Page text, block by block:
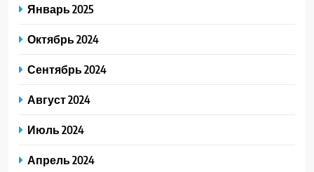
Январь 2025
Октябрь 2024
Сентябрь 2024
Август 2024
Июль 2024
Апрель 2024